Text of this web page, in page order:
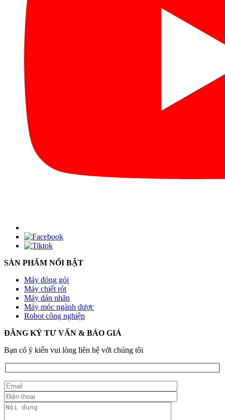
SẢN PHẨM NỔI BẬT
Máy đóng gói
Máy chiết rót
Máy dán nhãn
Máy móc ngành dược
Robot công nghiệp
ĐĂNG KÝ TƯ VẤN & BÁO GIÁ
Bạn có ý kiến vui lòng liên hệ với chúng tôi